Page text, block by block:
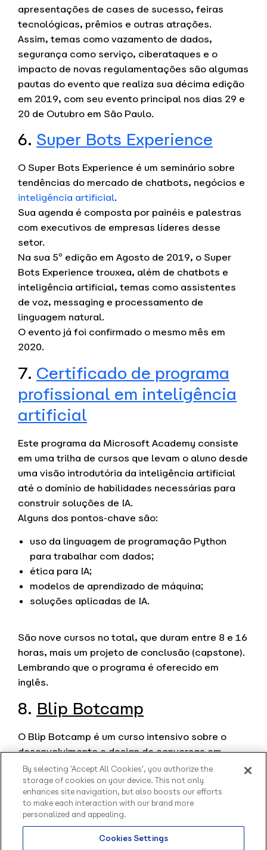
apresentações de cases de sucesso, feiras
tecnológicas, prêmios e outras atrações.
Assim, temas como vazamento de dados,
segurança como serviço, ciberataques e o
impacto de novas regulamentações são algumas
pautas do evento que realiza sua décima edição
em 2019, com seu evento principal nos dias 29 e
20 de Outubro em São Paulo.
6. Super Bots Experience
O Super Bots Experience é um seminário sobre
tendências do mercado de chatbots, negócios e
inteligência artificial.
Sua agenda é composta por painéis e palestras
com executivos de empresas líderes desse
setor.
Na sua 5º edição em Agosto de 2019, o Super
Bots Experience trouxea, além de chatbots e
inteligência artificial, temas como assistentes
de voz, messaging e processamento de
linguagem natural.
O evento já foi confirmado o mesmo mês em
2020.
7. Certificado de programa
profissional em inteligência
artificial
Este programa da Microsoft Academy consiste
em uma trilha de cursos que levam o aluno desde
uma visão introdutória da inteligência artificial
até o domínio de habilidades necessárias para
construir soluções de IA.
Alguns dos pontos-chave são:
uso da linguagem de programação Python
para trabalhar com dados;
ética para IA;
modelos de aprendizado de máquina;
soluções aplicadas de IA.
São nove cursos no total, que duram entre 8 e 16
horas, mais um projeto de conclusão (capstone).
Lembrando que o programa é oferecido em
inglês.
8. Blip Botcamp
O Blip Botcamp é um curso intensivo sobre o
desenvolvimento e design de conversas em
chatbots que ocorre ao longo de dois dias.
É mais indicado para quem já tem um
conhecimento médio ou amplo em chatbots e
atua em áreas como desenvolvimento de
software e UX design. Os participantes
aprendem da teoria à mão na massa como
By selecting 'Accept All Cookies', you authorize the
storage of cookies on your device. This not only
enhances site navigation, but also boosts our efforts
to make each interaction with our brand more
personalized and appealing.
Cookies Settings
Olá, sou o Contato